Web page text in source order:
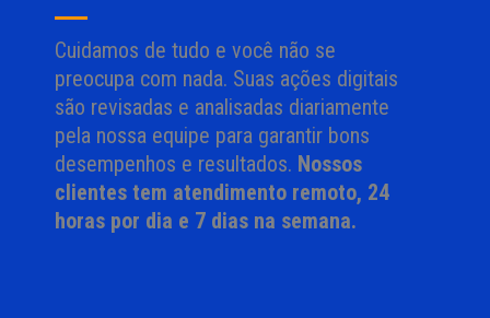
Cuidamos de tudo e você não se
preocupa com nada. Suas ações digitais
são revisadas e analisadas diariamente
pela nossa equipe para garantir bons
desempenhos e resultados. Nossos
clientes tem atendimento remoto, 24
horas por dia e 7 dias na semana.